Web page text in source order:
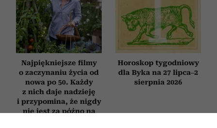
Najpiękniejsze filmy
o zaczynaniu życia od
nowa po 50. Każdy
z nich daje nadzieję
i przypomina, że nigdy
nie jest za późno na
Horoskop tygodniowy
dla Byka na 27 lipca–2
sierpnia 2026